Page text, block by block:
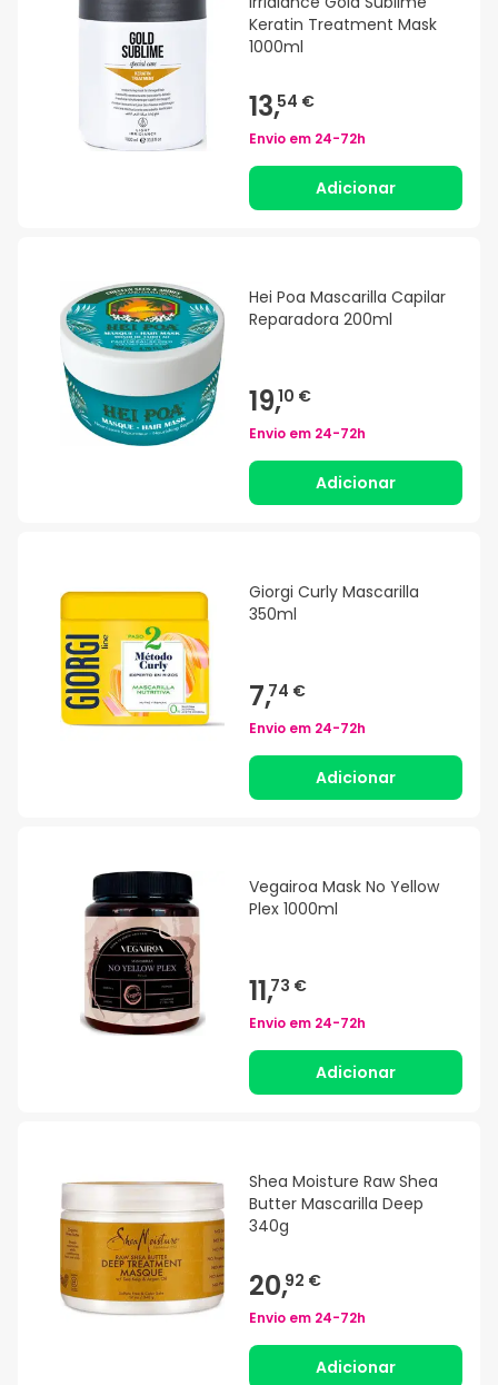
Keratin Treatment Mask
1000ml
13,54 €
Envio em 24-72h
Adicionar
Hei Poa Mascarilla Capilar
Reparadora 200ml
19,10 €
Envio em 24-72h
Adicionar
Giorgi Curly Mascarilla
350ml
7,74 €
Envio em 24-72h
Adicionar
Vegairoa Mask No Yellow
Plex 1000ml
11,73 €
Envio em 24-72h
Adicionar
Shea Moisture Raw Shea
Butter Mascarilla Deep
340g
20,92 €
Envio em 24-72h
Adicionar